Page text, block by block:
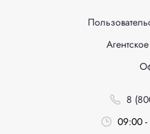
8
09:00